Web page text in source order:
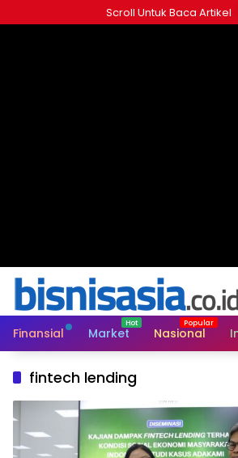
ke
Scroll Untuk Baca Artikel
Finansial Market Nasional
fintech lending